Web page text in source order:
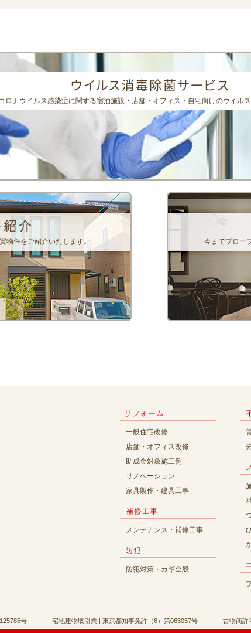
ロナウイルス感染症に関する宿泊施設・店舗・オフィス・自宅向けのウイルス
物件をご紹介いたします。 今までプロー
一般住宅改修
店舗・オフィス改修
助成金対象施工例
リノベーション
家具製作・建具工事
メンテナンス・補修工事
防犯対策・カギ全般
号 宅地建物取引業 | 東京都知事免許（6）第063057号 古物商許